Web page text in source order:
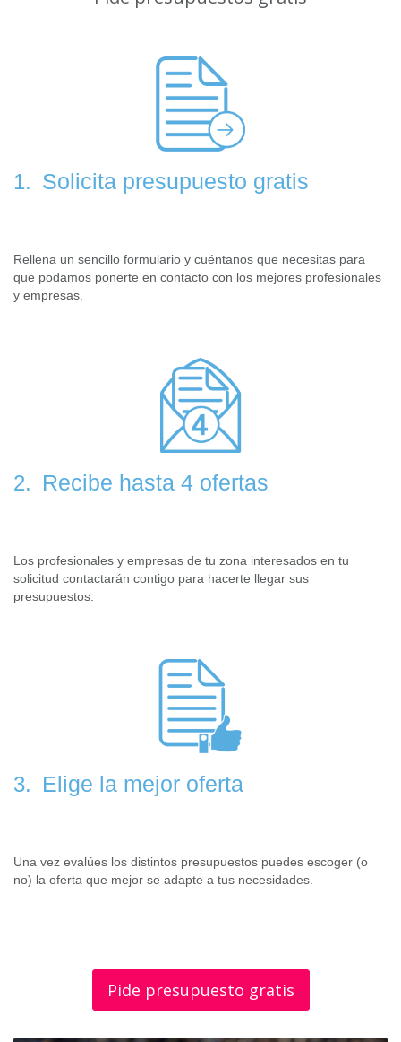
1. Solicita presupuesto gratis
Rellena un sencillo formulario y cuéntanos que necesitas para
que podamos ponerte en contacto con los mejores profesionales
y empresas.
2. Recibe hasta 4 ofertas
Los profesionales y empresas de tu zona interesados en tu
solicitud contactarán contigo para hacerte llegar sus
presupuestos.
3. Elige la mejor oferta
Una vez evalúes los distintos presupuestos puedes escoger (o
no) la oferta que mejor se adapte a tus necesidades.
Pide presupuesto gratis